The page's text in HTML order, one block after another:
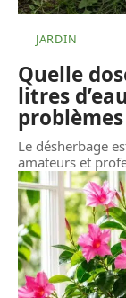
JARDIN
Quelle
litres
Le désherbage
amateurs et